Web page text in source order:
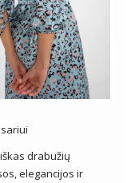
drabužių
elegancijos ir